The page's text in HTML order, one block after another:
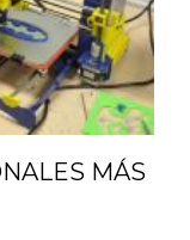
MÁS